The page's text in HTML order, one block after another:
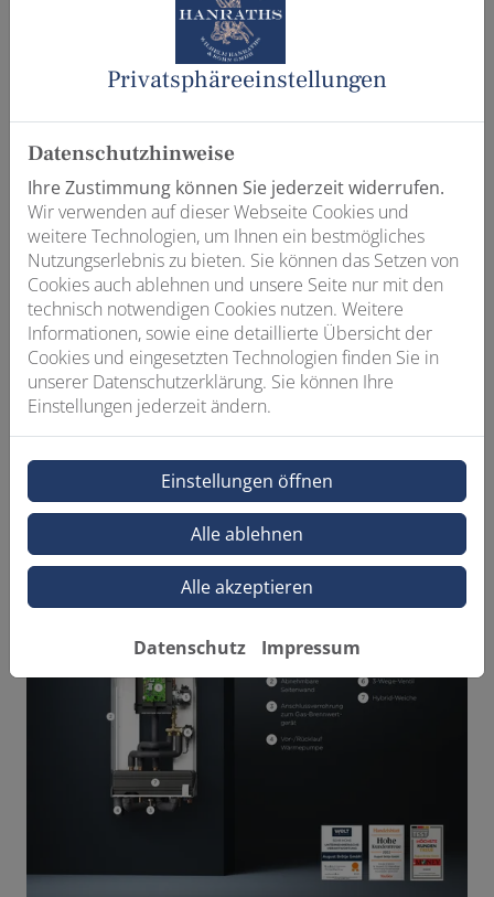
Gas-Brennwertkessel in nur 30 Minuten hybridfähig. Die
vormontierte Schnittstelle zwischen Kessel und
Wärmepumpe ist die optimale, gesetzeskonforme
Lösung bei Havarien oder budget- und zeitkritischen
in dem Fall die Wärmepumpen-Außeneinheit –
nachzurüsten.
Vorteile von Kit 65
• Hybridtechnologie: zukunftssichere Hybridheizung
kombiniert Gas-Brennwert mit Wärmepumpe
• Günstiger Problemlöser: bei Havarien kann schnell
geholfen werden, die Nachrüstung einer Wärmepumpe
ist später möglich
• Gesetzeskonform: Einhaltung der 65-%-erneuerbare-
Energien-Vorgabe
• Innovativ: derzeit keine vergleichbare Lösung auf dem
Heizungsmarkt
• Platzsparend: kein zusätzlicher Pufferspeicher
notwendig
Privatsphäre­einstellungen
Datenschutzhinweise
Ihre Zustimmung können Sie jederzeit widerrufen.
Wir verwenden auf dieser Webseite Cookies und
weitere Technologien, um Ihnen ein bestmögliches
Nutzungserlebnis zu bieten. Sie können das Setzen von
Cookies auch ablehnen und unsere Seite nur mit den
technisch notwendigen Cookies nutzen. Weitere
Informationen, sowie eine detaillierte Übersicht der
Cookies und eingesetzten Technologien finden Sie in
unserer Datenschutzerklärung. Sie können Ihre
Einstellungen jederzeit ändern.
Einstellungen öffnen
Alle ablehnen
Alle akzeptieren
Datenschutz Impressum